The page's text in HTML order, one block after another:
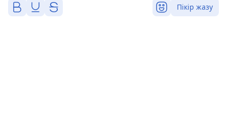
Пікір жазу